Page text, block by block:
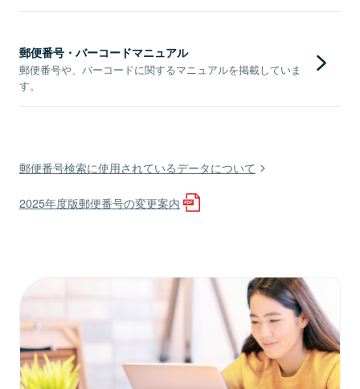
郵便番号・バーコードマニュアル
郵便番号や、バーコードに関するマニュアルを掲載していま
す。
郵便番号検索に使用されているデータについて
2025年度版郵便番号の変更案内